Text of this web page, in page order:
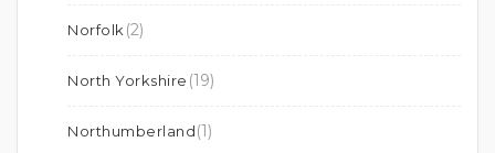
Norfolk(2)
North Yorkshire (19)
Northumberland(1)